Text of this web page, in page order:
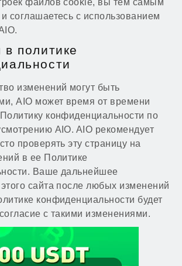
файлов cookie, вы тем самым
соглашаетесь с использованием
политике
изменений могут быть
AIO может время от времени
конфиденциальности по
AIO. AIO рекомендует
проверять эту страницу на
в ее Политике
Ваше дальнейшее
сайта после любых изменений
конфиденциальности будет
с такими изменениями.